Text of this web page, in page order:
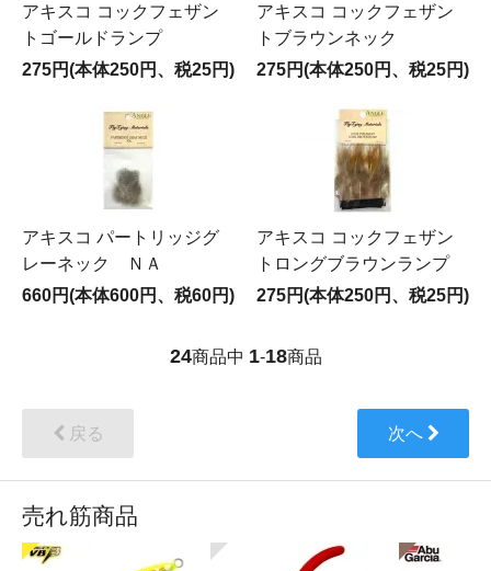
アキスコ コックフェザン
トゴールドランプ
275円(本体250円、税25円)
アキスコ コックフェザン
トブラウンネック
275円(本体250円、税25円)
アキスコ パートリッジグ
レーネック ＮＡ
660円(本体600円、税60円)
アキスコ コックフェザン
トロングブラウンランプ
275円(本体250円、税25円)
24商品中 1-18商品
戻る 次へ
売れ筋商品